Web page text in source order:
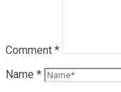
Comment *
Name *